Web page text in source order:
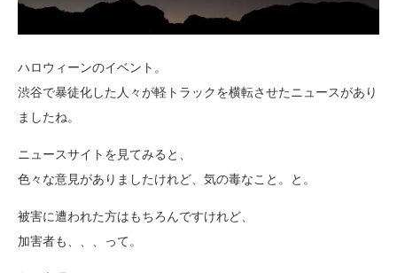
ハロウィーンのイベント。
渋谷で暴徒化した人々が軽トラックを横転させたニュースがあり
ましたね。
ニュースサイトを見てみると、
色々な意見がありましたけれど、気の毒なこと。と。
被害に遭われた方はもちろんですけれど、
加害者も、、、って。